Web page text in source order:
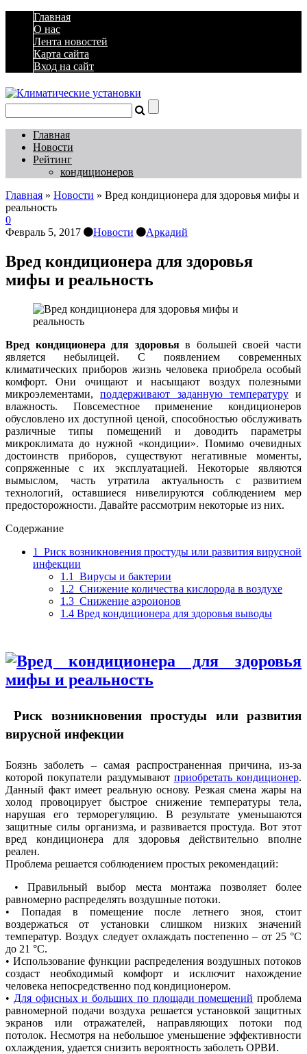
Главная
О нас
Лента новостей
Карта сайта
Вход на сайт
Главная
Новости
Рейтинг
кондиционеров
Главная » Новости » Вред кондиционера для здоровья мифы и
реальность
0
Февраль 5, 2017
Новости Аркадий
Вред кондиционера для здоровья
мифы и реальность
Вред кондиционера для здоровьяв большей своей части
является небылицей. С появлением современных
климатических приборов жизнь человека приобрела особый
комфорт.Они очищают и насыщают воздух полезными
микроэлементами,поддерживают заданную температуруи
влажность. Повсеместное применение кондиционеров
обусловлено их доступной ценой, способностью обслуживать
различные типы помещений и доводить параметры
микроклимата до нужной «кондиции». Помимо очевидных
достоинств приборов, существуют негативные моменты,
сопряженные с их эксплуатацией. Некоторые являются
вымыслом, часть утратила актуальность с развитием
технологий, оставшиеся нивелируются соблюдением мер
предосторожности. Давайте рассмотрим некоторые из них.
Содержание
1
Риск возникновения простуды или развития вирусной
инфекции
1.1
Вирусы и бактерии
1.2 Снижение количества кислорода в воздухе
1.3 Снижение аэроионов
1.4 Вред кондиционера для здоровья выводы
Риск возникновения простуды или развития
вирусной инфекции
Боязнь заболеть – самая распространенная причина, из-за
которой покупатели раздумывают приобретать кондиционер.
Данный факт имеет реальную основу. Резкая смена жары на
холод провоцирует быстрое снижение температуры тела,
нарушая его терморегуляцию. В результате уменьшаются
защитные силы организма, и развивается простуда. Вот этот
вред кондиционера для здоровья действительно вполне
реален.
Проблема решается соблюдением простых рекомендаций:
• Правильный выбор места монтажа позволяет более
равномерно распределять воздушные потоки.
• Попадая в помещение после летнего зноя, стоит
воздержаться от установки слишком низких значений
температур. Воздух следует охлаждать постепенно – от 25 °С
до 21 °С.
• Использование функции распределения воздушных потоков
создаст необходимый комфорт и исключит нахождение
человека непосредственно под кондиционером.
• Для офисных и больших по площади помещений проблема
равномерной подачи воздуха решается установкой защитных
экранов или отражателей, направляющих потоки под
потолок. Несмотря на небольшое уменьшение эффективности
охлаждения, удается снизить вероятность заболеть ОРВИ.